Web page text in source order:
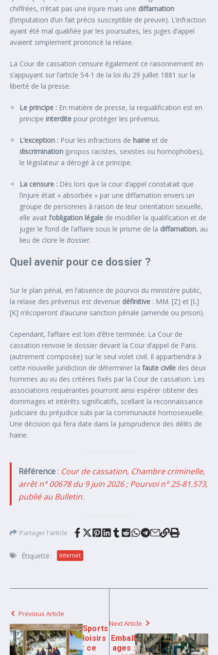
chiffrées, n’était pas une injure mais une diffamation
(l’imputation d’un fait précis susceptible de preuve). L’infraction
ayant été mal qualifiée par les poursuites, les juges d’appel
avaient simplement prononcé la relaxe.
La Cour de cassation censure également ce raisonnement en
s’appuyant sur l’article 54-1 de la loi du 29 juillet 1881 sur la
liberté de la presse.
Le principe : En matière de presse, la requalification est en
principe interdite pour protéger les prévenus.
L’exception : Pour les infractions de haine et de
discrimination (propos racistes, sexistes ou homophobes),
le législateur a dérogé à ce principe.
La censure : Dès lors que la cour d’appel constatait que
l’injure était « absorbée » par une diffamation envers un
groupe de personnes à raison de leur orientation sexuelle,
elle avait l’obligation légale de modifier la qualification et de
juger le fond de l’affaire sous le prisme de la diffamation, au
lieu de clore le dossier.
Quel avenir pour ce dossier ?
Sur le plan pénal, en l’absence de pourvoi du ministère public,
la relaxe des prévenus est devenue définitive : MM. [Z] et [L]
[K] n’écoperont d’aucune sanction pénale (amende ou prison).
Cependant, l’affaire est loin d’être terminée. La Cour de
cassation renvoie le dossier devant la Cour d’appel de Paris
(autrement composée) sur le seul volet civil. Il appartiendra à
cette nouvelle juridiction de déterminer la faute civile des deux
hommes au vu des critères fixés par la Cour de cassation. Les
associations requérantes pourront ainsi espérer obtenir des
dommages et intérêts significatifs, scellant la reconnaissance
judiciaire du préjudice subi par la communauté homosexuelle.
Une décision qui fera date dans la jurisprudence des délits de
haine.
Référence: Cour de cassation, Chambre criminelle,
arrêt n° 00678 du 9 juin 2026 ; Pourvoi n° 25-81.573,
publié au Bulletin.
Partager l'article
Étiquetté : Internet
Previous Article
Sports
loisirs
: ce
Next Article
Emball
ages :